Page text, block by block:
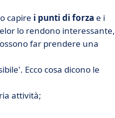
capire i punti di forza e i
lo rendono interessante,
far prendere una
Ecco cosa dicono le
attività;